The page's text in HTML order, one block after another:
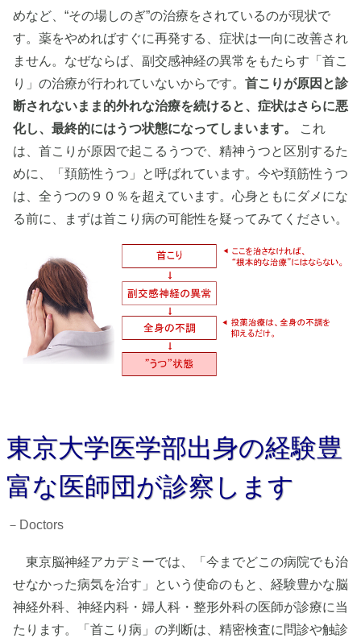
めなど、“その場しのぎ”の治療をされているのが現状で
す。薬をやめればすぐに再発する、症状は一向に改善され
ません。なぜならば、副交感神経の異常をもたらす「首こ
り」の治療が行われていないからです。 首こりが原因と診
断されないまま的外れな治療を続けると、症状はさらに悪
化し、最終的にはうつ状態になってしまいます。
これ
は、首こりが原因で起こるうつで、精神うつと区別するた
めに、「頚筋性うつ」と呼ばれています。今や頚筋性うつ
は、全うつの９０％を超えています。心身ともにダメにな
る前に、まずは首こり病の可能性を疑ってみてください。
東京大学医学部出身の経験豊
富な医師団が診察します
－Doctors
東京脳神経アカデミーでは、「今までどこの病院でも治
せなかった病気を治す」という使命のもと、経験豊かな脳
神経外科、神経内科・婦人科・整形外科の医師が診療に当
たります。「首こり病」の判断は、精密検査に問診や触診